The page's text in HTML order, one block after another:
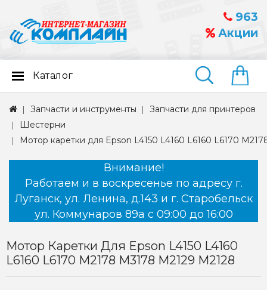
963
Акции
Найти
Каталог
Запчасти и инструменты
Запчасти для принтеров
Шестерни
Мотор каретки для Epson L4150 L4160 L6160 L6170
Внимание!
Работаем и в воскресенье по адресу г.
Луганск, ул. Ленина, д.143 и г. Старобельск
ул. Коммунаров 89а с 09:00 до 16:00
Мотор Каретки Для Epson L4150 L4160
L6160 L6170 M2178 M3178 M2129 M2128